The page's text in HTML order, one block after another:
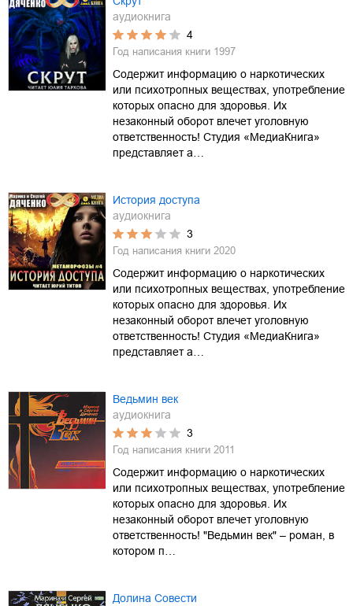
аудиокнига
4
Год написания книги 1997
Содержит информацию о наркотических
или психотропных веществах, употребление
которых опасно для здоровья. Их
незаконный оборот влечет уголовную
ответственность! Студия «МедиаКнига»
представляет а…
История доступа
аудиокнига
3
Год написания книги 2020
Содержит информацию о наркотических
или психотропных веществах, употребление
которых опасно для здоровья. Их
незаконный оборот влечет уголовную
ответственность! Студия «МедиаКнига»
представляет а…
Ведьмин век
аудиокнига
3
Год написания книги 2011
Содержит информацию о наркотических
или психотропных веществах, употребление
которых опасно для здоровья. Их
незаконный оборот влечет уголовную
ответственность! "Ведьмин век" – роман, в
котором п…
Долина Совести